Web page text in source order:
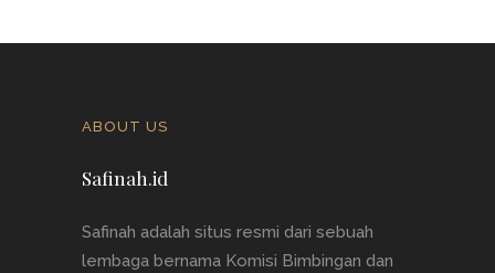
ABOUT US
Safinah.id
Safinah adalah situs resmi dari sebuah
lembaga bernama Komisi Bimbingan dan